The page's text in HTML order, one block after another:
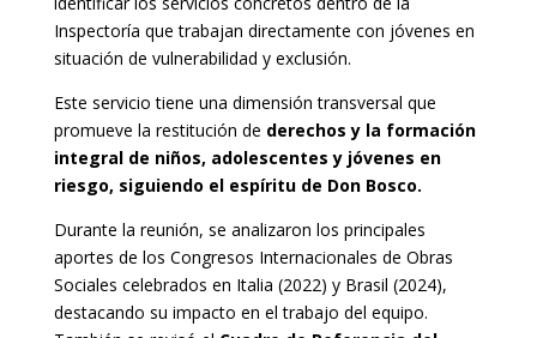
Inspectoría que trabajan directamente con jóvenes en
situación de vulnerabilidad y exclusión.
Este servicio tiene una dimensión transversal que
promueve la restitución de derechos y la formación
integral de niños, adolescentes y jóvenes en
riesgo, siguiendo el espíritu de Don Bosco.
Durante la reunión, se analizaron los principales
aportes de los Congresos Internacionales de Obras
Sociales celebrados en Italia (2022) y Brasil (2024),
destacando su impacto en el trabajo del equipo.